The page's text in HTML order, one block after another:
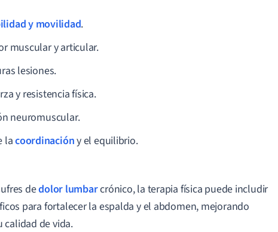
y movilidad.
muscular y articular.
lesiones.
y resistencia física.
neuromuscular.
lacoordinacióny el equilibrio.
dedolor lumbarcrónico, la terapia física puede includir
para fortalecer la espalda y el abdomen, mejorando
de vida.